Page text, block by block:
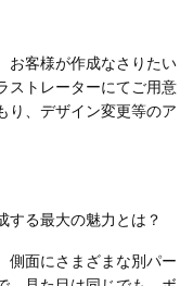
お客様が作成なさりたい
ストレーターにてご用意
り、デザイン変更等のア
する最大の魅力とは？
側面にさまざまな別パー